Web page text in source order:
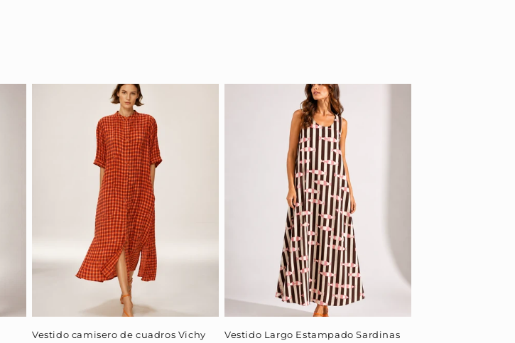
Vestido camisero de cuadros Vichy Vestido Largo Estampado Sardinas